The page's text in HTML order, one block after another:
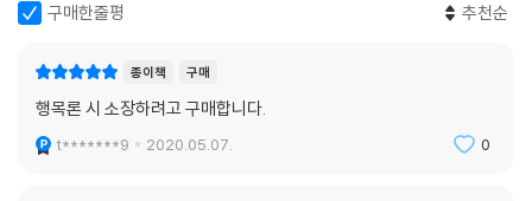
구매한줄평 추천순
종이책 구매
행목론 시 소장하려고 구매합니다.
t*******9 2020.05.07. 0